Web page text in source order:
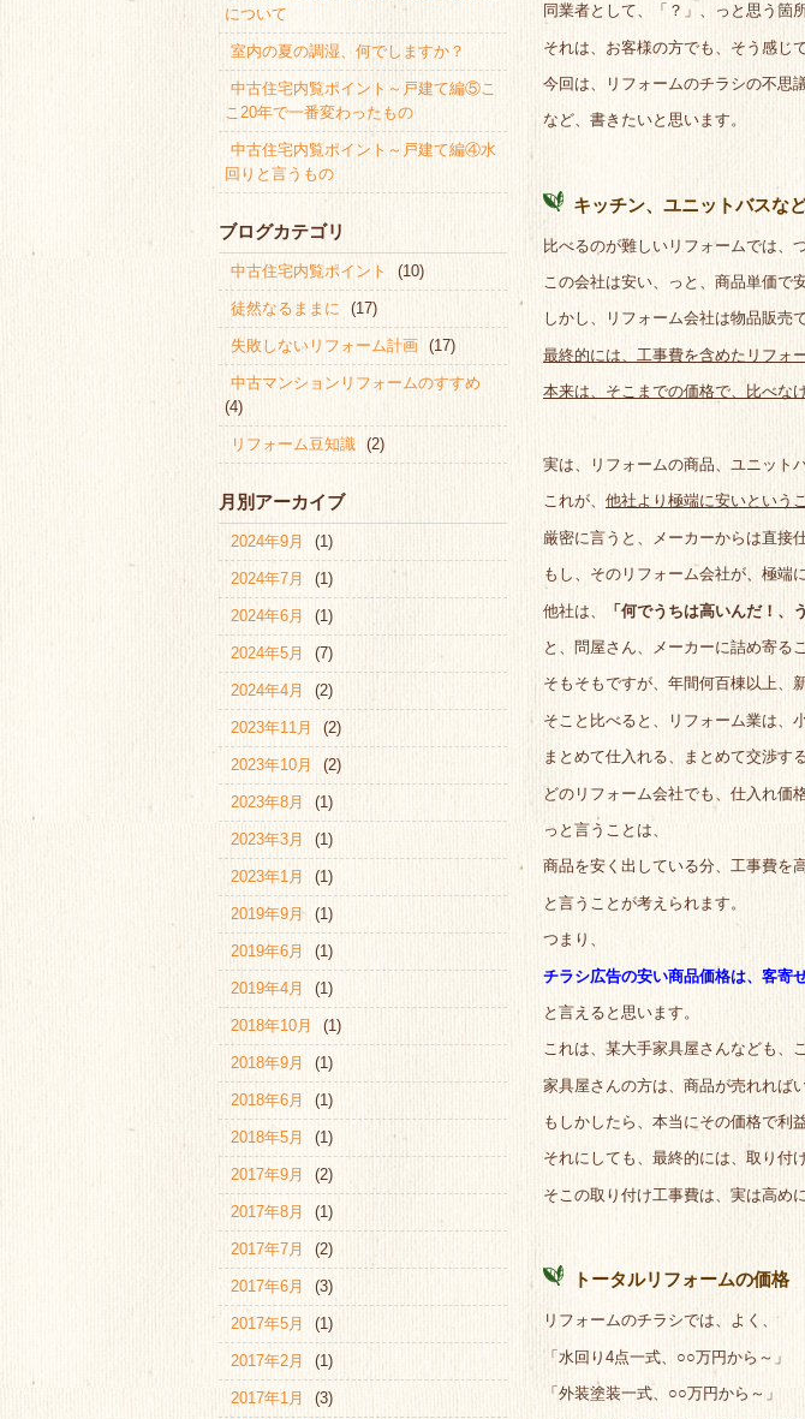
同業者として、「？」、っと思う箇
それは、お客様の方でも、そう感じ
今回は、リフォームのチラシの不思
など、書きたいと思います。
キッチン、ユニットバスな
比べるのが難しいリフォームでは、
この会社は安い、っと、商品単価で
しかし、リフォーム会社は物品販売
最終的には、工事費を含めたリフォ
本来は、そこまでの価格で、比べな
実は、リフォームの商品、ユニット
これが、 他社より極端に安いという
厳密に言うと、メーカーからは直接
もし、そのリフォーム会社が、極端
他社は、 「何でうちは高いんだ！、
と、問屋さん、メーカーに詰め寄る
そもそもですが、年間何百棟以上、
そこと比べると、リフォーム業は、
まとめて仕入れる、まとめて交渉す
どのリフォーム会社でも、仕入れ価
っと言うことは、
商品を安く出している分、工事費を
と言うことが考えられます。
つまり、
チラシ広告の安い商品価格は、客寄
と言えると思います。
これは、某大手家具屋さんなども、
家具屋さんの方は、商品が売れれば
もしかしたら、本当にその価格で利
それにしても、最終的には、取り付
そこの取り付け工事費は、実は高め
トータルリフォームの価格
リフォームのチラシでは、よく、
「水回り4点一式、○○万円から～」
「外装塗装一式、○○万円から～」
について
室内の夏の調湿、何でしますか？
中古住宅内覧ポイント～戸建て編⑤こ
こ20年で一番変わったもの
中古住宅内覧ポイント～戸建て編④水
回りと言うもの
ブログカテゴリ
中古住宅内覧ポイント (10)
徒然なるままに (17)
失敗しないリフォーム計画 (17)
中古マンションリフォームのすすめ
(4)
リフォーム豆知識 (2)
月別アーカイブ
2024年9月 (1)
2024年7月 (1)
2024年6月 (1)
2024年5月 (7)
2024年4月 (2)
2023年11月 (2)
2023年10月 (2)
2023年8月 (1)
2023年3月 (1)
2023年1月 (1)
2019年9月 (1)
2019年6月 (1)
2019年4月 (1)
2018年10月 (1)
2018年9月 (1)
2018年6月 (1)
2018年5月 (1)
2017年9月 (2)
2017年8月 (1)
2017年7月 (2)
2017年6月 (3)
2017年5月 (1)
2017年2月 (1)
2017年1月 (3)